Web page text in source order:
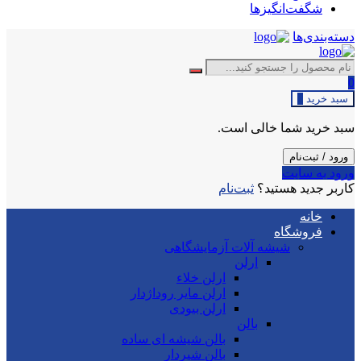
شگفت‌انگیزها
دسته‌بندی‌ها
0
سبد خرید
سبد خرید شما خالی است.
ورود / ثبت‌نام
ورود به سایت
کاربر جدید هستید؟ ثبت‌نام
خانه
فروشگاه
شیشه آلات آزمایشگاهی
ارلن
ارلن خلاء
ارلن مایر روداژدار
ارلن بیودی
بالن
بالن شیشه ای ساده
بالن شیردار